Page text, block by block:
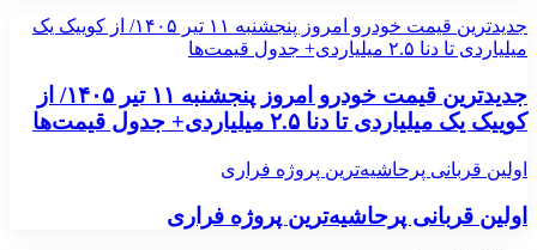
جدیدترین قیمت خودرو امروز پنجشنبه ۱۱ تیر ۱۴۰۵/ از کوییک یک
دنا ۲.۵ میلیاردی+ جدول قیمت‌ها
جدیدترین قیمت خودرو امروز پنجشنبه ۱۱ تیر ۱۴۰۵/ از
میلیاردی تا دنا ۲.۵ میلیاردی+ جدول قیمت‌ها
قربانی پرحاشیه‌ترین پروژه فراری
قربانی پرحاشیه‌ترین پروژه فراری